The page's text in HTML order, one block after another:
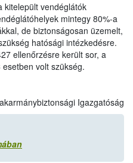
kitelepült vendéglátók
mintegy 80%-a
de biztonságosan üzemelt,
hatósági intézkedésre.
ellenőrzésre került sor, a
volt szükség.
Igazgatóság